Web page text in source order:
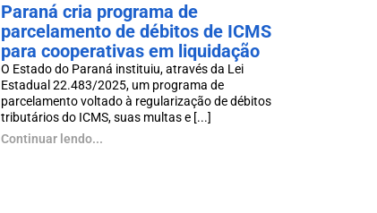
Paraná cria programa de
parcelamento de débitos de ICMS
para cooperativas em liquidação
O Estado do Paraná instituiu, através da Lei
Estadual 22.483/2025, um programa de
parcelamento voltado à regularização de débitos
tributários do ICMS, suas multas e [...]
Continuar lendo...